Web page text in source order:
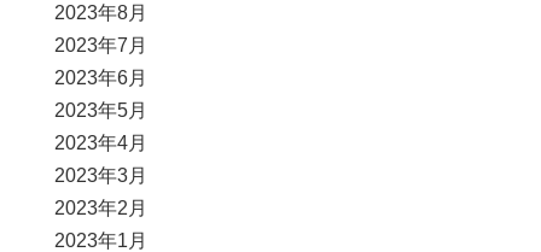
2023年8月
2023年7月
2023年6月
2023年5月
2023年4月
2023年3月
2023年2月
2023年1月